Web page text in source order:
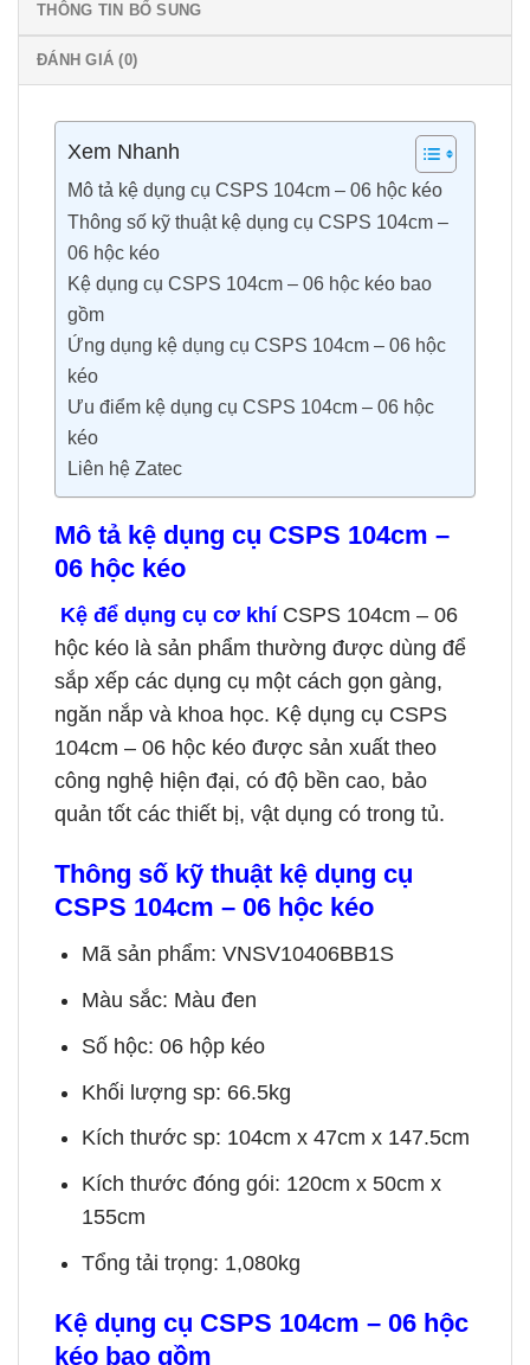
THÔNG TIN BỔ SUNG
ĐÁNH GIÁ (0)
Xem Nhanh
Mô tả kệ dụng cụ CSPS 104cm – 06 hộc kéo
Thông số kỹ thuật kệ dụng cụ CSPS 104cm –
06 hộc kéo
Kệ dụng cụ CSPS 104cm – 06 hộc kéo bao
gồm
Ứng dụng kệ dụng cụ CSPS 104cm – 06 hộc
kéo
Ưu điểm kệ dụng cụ CSPS 104cm – 06 hộc
kéo
Liên hệ Zatec
Mô tả kệ dụng cụ CSPS 104cm –
06 hộc kéo
Kệ để dụng cụ cơ khí CSPS 104cm – 06
hộc kéo là sản phẩm thường được dùng để
sắp xếp các dụng cụ một cách gọn gàng,
ngăn nắp và khoa học. Kệ dụng cụ CSPS
104cm – 06 hộc kéo được sản xuất theo
công nghệ hiện đại, có độ bền cao, bảo
quản tốt các thiết bị, vật dụng có trong tủ.
Thông số kỹ thuật kệ dụng cụ
CSPS 104cm – 06 hộc kéo
Mã sản phẩm: VNSV10406BB1S
Màu sắc: Màu đen
Số hộc: 06 hộp kéo
Khối lượng sp: 66.5kg
Kích thước sp: 104cm x 47cm x 147.5cm
Kích thước đóng gói: 120cm x 50cm x
155cm
Tổng tải trọng: 1,080kg
Kệ dụng cụ CSPS 104cm – 06 hộc
kéo bao gồm